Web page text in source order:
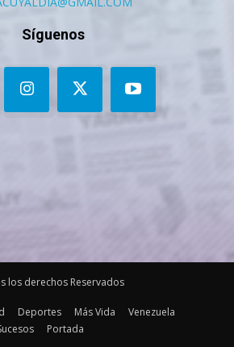
Síguenos
los derechos Reservados
Deportes Más Vida
Venezuela
Portada